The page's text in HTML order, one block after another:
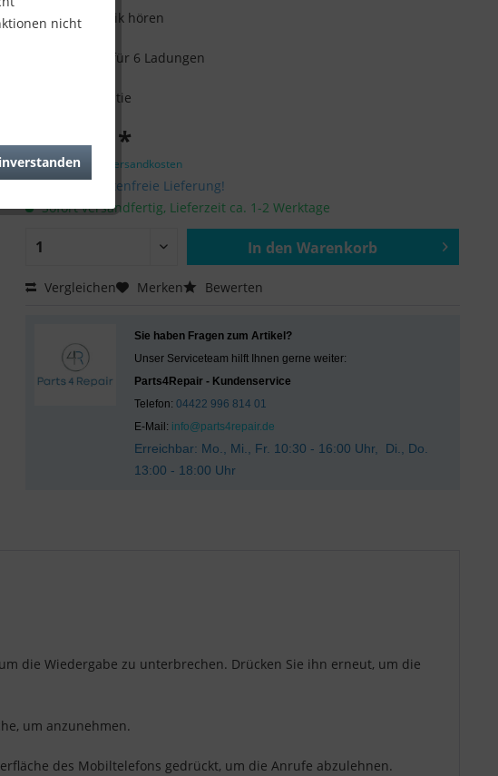
✅ 2,5 - 3h Musik hören
✅ Aufladebox für 6 Ladungen
✅ 1 Jahr Garantie
19,99 € *
inkl. MwSt. zzgl. Versandkosten
Versandkostenfreie Lieferung!
Sofort versandfertig, Lieferzeit ca. 1-2 Werktage
In den Warenkorb
Vergleichen Merken Bewerten
Sie haben Fragen zum Artikel?
Unser Serviceteam hilft Ihnen gerne weiter:
Parts4Repair - Kundenservice
Telefon:04422 996 814 01
E-Mail: info@parts4repair.de
Erreichbar: Mo., Mi., Fr. 10:30 - 16:00 Uhr, Di., Do.
13:00 - 18:00 Uhr
die Wiedergabe zu unterbrechen. Drücken Sie ihn erneut, um die
um anzunehmen.
des Mobiltelefons gedrückt, um die Anrufe abzulehnen.
nicht